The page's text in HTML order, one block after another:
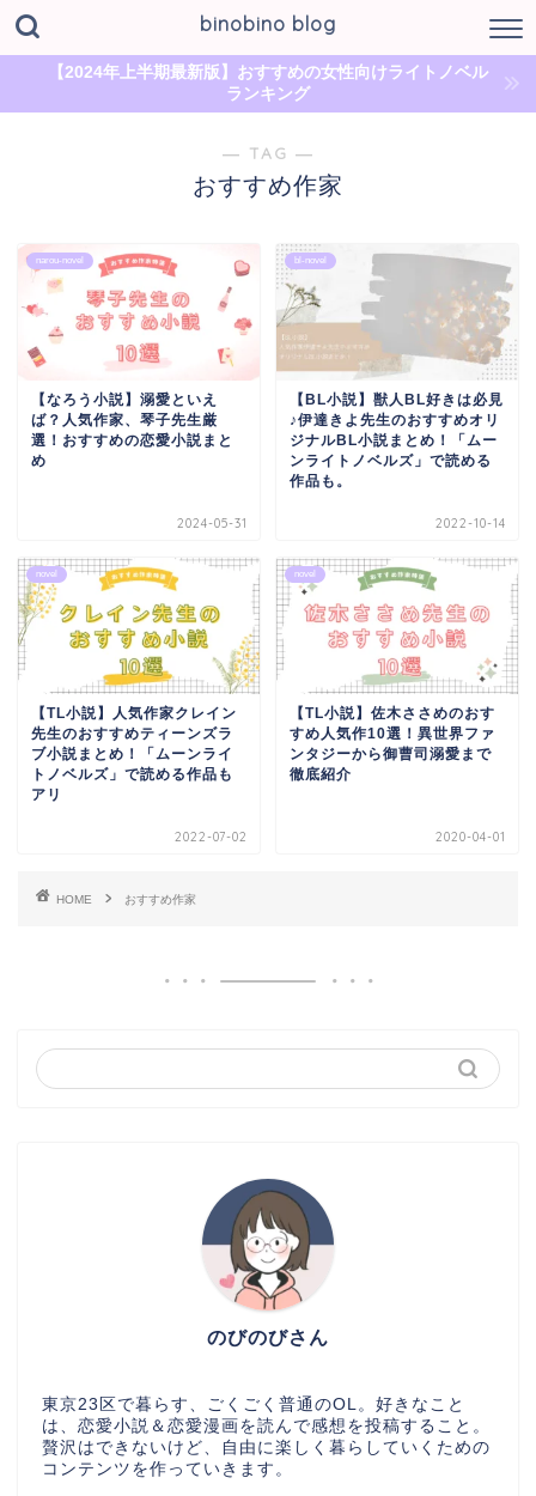
binobino blog
【2024年上半期最新版】おすすめの女性向けライトノベル
ランキング
― TAG ―
おすすめ作家
narou-novel
【なろう小説】溺愛といえ
ば？人気作家、琴子先生厳
選！おすすめの恋愛小説まと
め
2024-05-31
bl-novel
【BL小説】獣人BL好きは必見
♪伊達きよ先生のおすすめオリ
ジナルBL小説まとめ！「ムー
ンライトノベルズ」で読める
作品も。
2022-10-14
novel
【TL小説】人気作家クレイン
先生のおすすめティーンズラ
ブ小説まとめ！「ムーンライ
トノベルズ」で読める作品も
アリ
2022-07-02
novel
【TL小説】佐木ささめのおす
すめ人気作10選！異世界ファ
ンタジーから御曹司溺愛まで
徹底紹介
2020-04-01
HOME おすすめ作家
のびのびさん
東京23区で暮らす、ごくごく普通のOL。好きなこと
は、恋愛小説＆恋愛漫画を読んで感想を投稿すること。
贅沢はできないけど、自由に楽しく暮らしていくための
コンテンツを作っていきます。